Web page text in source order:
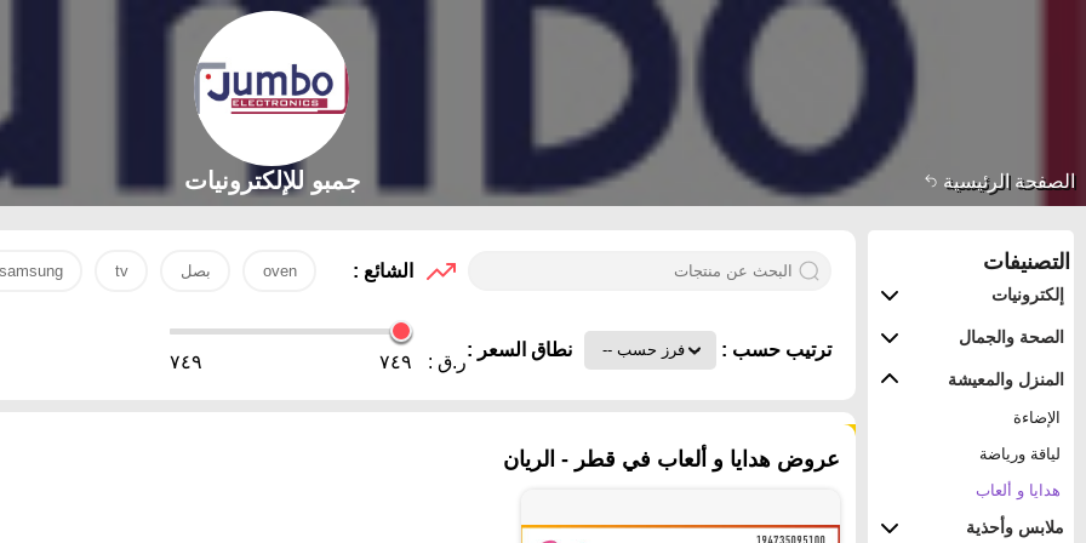
الصفحة الرئيسية جمبو للإلكترونيات
التصنيفات
إلكترونيات
الصحة والجمال
المنزل والمعيشة
الإضاءة
لياقة ورياضة
هدايا و ألعاب
ملابس وأحذية
الشائع : oven بصل tv
samsung
ترتيب حسب : نطاق السعر :
ر.ق : ٧٤٩ ٧٤٩
عروض هدايا و ألعاب في قطر - الريان